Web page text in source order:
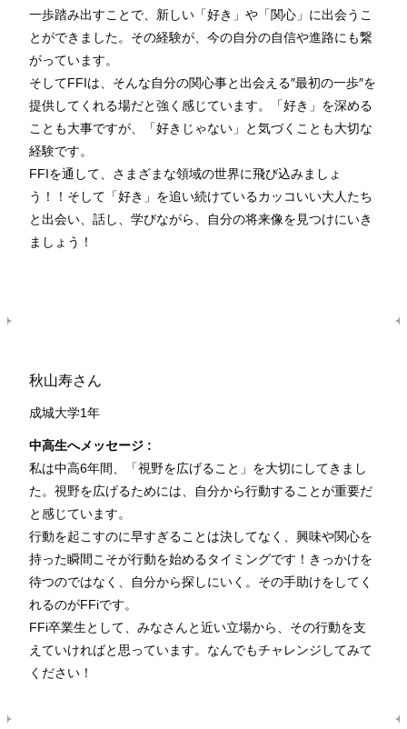
一歩踏み出すことで、新しい「好き」や「関心」に出会うこ
とができました。その経験が、今の自分の自信や進路にも繋
がっています。
そしてFFIは、そんな自分の関心事と出会える″最初の一歩″を
提供してくれる場だと強く感じています。「好き」を深める
ことも大事ですが、「好きじゃない」と気づくことも大切な
経験です。
FFIを通して、さまざまな領域の世界に飛び込みましょ
う！！そして「好き」を追い続けているカッコいい大人たち
と出会い、話し、学びながら、自分の将来像を見つけにいき
ましょう！
秋山寿さん
成城大学1年
中高生へメッセージ :
私は中高6年間、「視野を広げること」を大切にしてきまし
た。視野を広げるためには、自分から行動することが重要だ
と感じています。
行動を起こすのに早すぎることは決してなく、興味や関心を
持った瞬間こそが行動を始めるタイミングです！きっかけを
待つのではなく、自分から探しにいく。その手助けをしてく
れるのがFFiです。
FFi卒業生として、みなさんと近い立場から、その行動を支
えていければと思っています。なんでもチャレンジしてみて
ください！